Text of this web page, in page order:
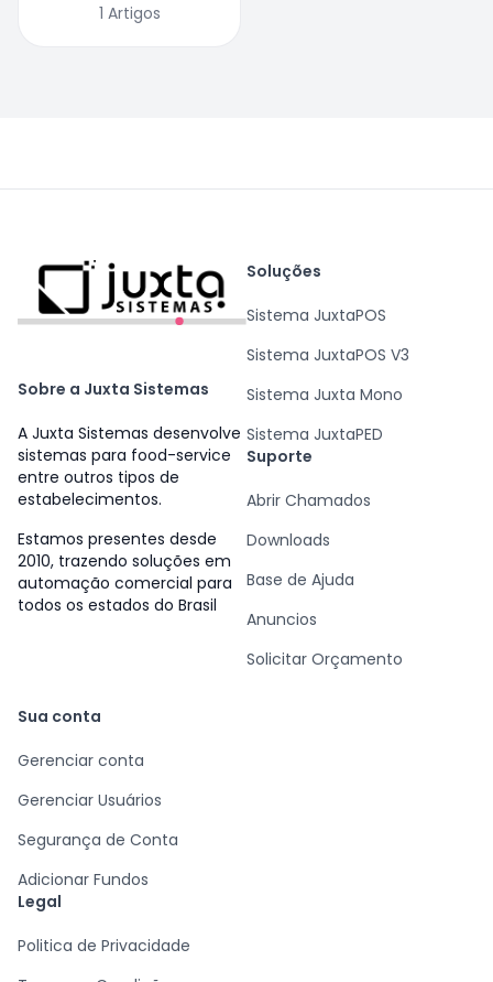
1 Artigos
Sobre a Juxta Sistemas
A Juxta Sistemas desenvolve
sistemas para food-service
entre outros tipos de
estabelecimentos.
Estamos presentes desde
2010, trazendo soluções em
automação comercial para
todos os estados do Brasil
Soluções
Sistema JuxtaPOS
Sistema JuxtaPOS V3
Sistema Juxta Mono
Sistema JuxtaPED
Suporte
Abrir Chamados
Downloads
Base de Ajuda
Anuncios
Solicitar Orçamento
Sua conta
Gerenciar conta
Gerenciar Usuários
Segurança de Conta
Adicionar Fundos
Legal
Politica de Privacidade